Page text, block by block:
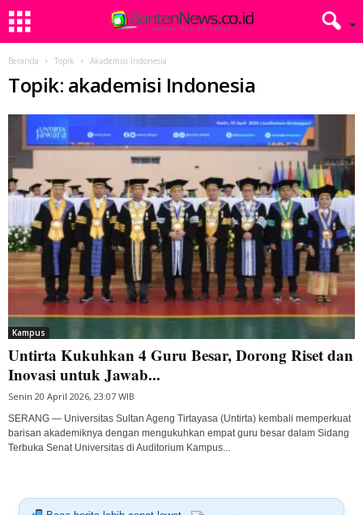
Beranda Topik Akademisi Indonesia
Topik: akademisi Indonesia
Kampus
Untirta Kukuhkan 4 Guru Besar, Dorong Riset dan
Inovasi untuk Jawab...
Senin 20 April 2026, 23:07 WIB
SERANG — Universitas Sultan Ageng Tirtayasa (Untirta) kembali memperkuat
barisan akademiknya dengan mengukuhkan empat guru besar dalam Sidang
Terbuka Senat Universitas di Auditorium Kampus...